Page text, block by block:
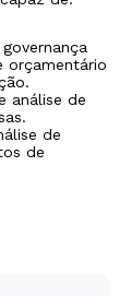
orçamentário
análise de
de
de